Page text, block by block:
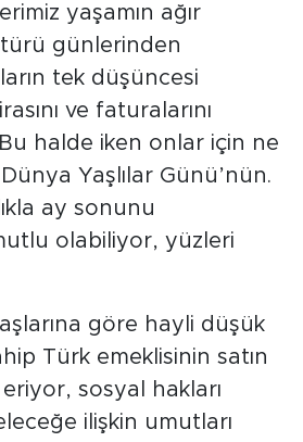
yaşamın ağır
günlerinden
tek düşüncesi
ve faturalarını
halde iken onlar için ne
Yaşlılar Günü’nün.
ay sonunu
olabiliyor, yüzleri
göre hayli düşük
Türk emeklisinin satın
sosyal hakları
ilişkin umutları